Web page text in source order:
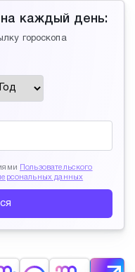
на каждый день:
гороскопа
Пользовательского
данных